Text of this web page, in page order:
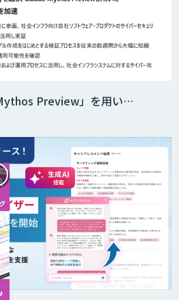
客を進化させる対話型AIエージェ
AI’mON for WEB」
ジェント構築支援サービス
イプPro
のパートナーに「ジンベイ 生成
Preview」を用い…